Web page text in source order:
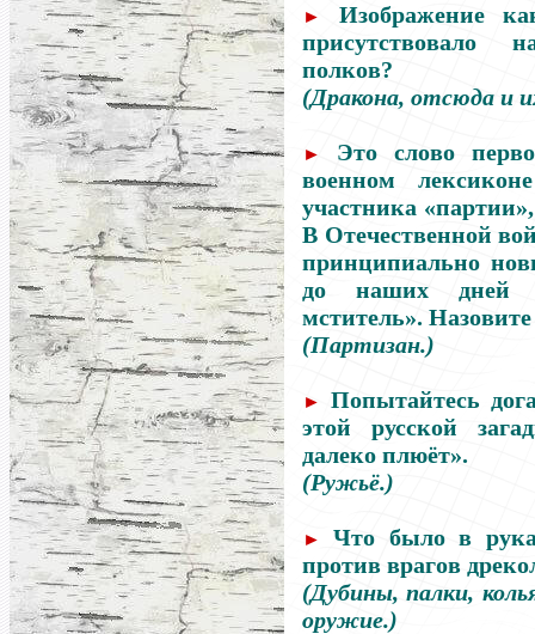
►
Изображение
присутствовало
полков?
(Дракона, отсюда и
►
Это слово
военном
участника
В Отечественной
принципиально
до наших дней
мститель». Назовите
(Партизан.)
►
Попытайтесь
этой русской
далеко плюёт».
(Ружьё.)
►
Что было в
против врагов
(Дубины, палки,
оружие.)